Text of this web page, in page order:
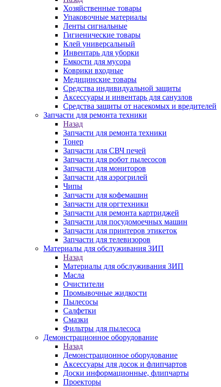
Хозяйственные товары
Упаковочные материалы
Ленты сигнальные
Гигиенические товары
Клей универсальный
Инвентарь для уборки
Емкости для мусора
Коврики входные
Медицинские товары
Средства индивидуальной защиты
Аксессуары и инвентарь для санузлов
Средства защиты от насекомых и вредителей
Запчасти для ремонта техники
Назад
Запчасти для ремонта техники
Тонер
Запчасти для СВЧ печей
Запчасти для робот пылесосов
Запчасти для мониторов
Запчасти для аэрогрилей
Чипы
Запчасти для кофемашин
Запчасти для оргтехники
Запчасти для ремонта картриджей
Запчасти для посудомоечных машин
Запчасти для принтеров этикеток
Запчасти для телевизоров
Материалы для обслуживания ЗИП
Назад
Материалы для обслуживания ЗИП
Масла
Очистители
Промывочные жидкости
Пылесосы
Салфетки
Смазки
Фильтры для пылесоса
Демонстрационное оборудование
Назад
Демонстрационное оборудование
Аксессуары для досок и флипчартов
Доски информационные, флипчарты
Проекторы